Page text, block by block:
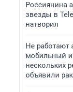
Россиянина
звезды в
натворил
Не работают
мобильный
нескольких
объявили